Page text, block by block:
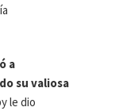
a
su valiosa
le dio